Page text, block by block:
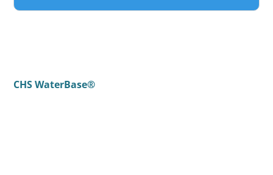
CHS WaterBase®